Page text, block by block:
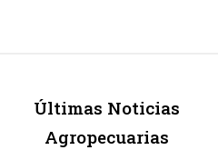
Últimas Noticias
Agropecuarias